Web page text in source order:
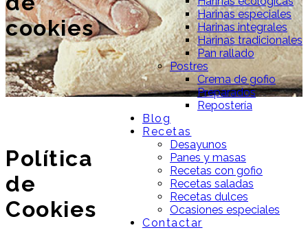
Harinas especiales
Harinas integrales
Harinas tradicionales
Pan rallado
Postres
Crema de gofio
Preparados
Repostería
Blog
Recetas
Desayunos
Panes y masas
Recetas con gofio
Recetas saladas
Recetas dulces
Ocasiones especiales
Contactar
cookies
Política
de
Cookies